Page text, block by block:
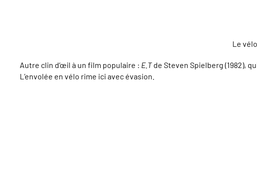
Le
Autre clin d’œil à un film populaire : E.Tde Steven Spielberg (1982),
L’envolée en vélo rime ici avec évasion.